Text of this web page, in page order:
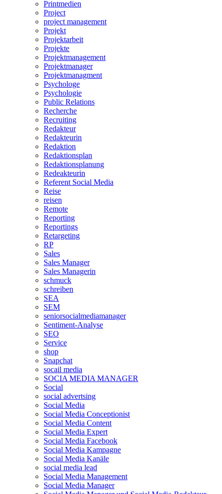
Printmedien
Project
project management
Projekt
Projektarbeit
Projekte
Projektmanagement
Projektmanager
Projektmanagment
Psychologe
Psychologie
Public Relations
Recherche
Recruiting
Redakteur
Redakteurin
Redaktion
Redaktionsplan
Redaktionsplanung
Redeakteurin
Referent Social Media
Reise
reisen
Remote
Reporting
Reportings
Retargeting
RP
Sales
Sales Manager
Sales Managerin
schmuck
schreiben
SEA
SEM
seniorsocialmediamanager
Sentiment-Analyse
SEO
Service
shop
Snapchat
socail media
SOCIA MEDIA MANAGER
Social
social advertsing
Social Media
Social Media Conceptionist
Social Media Content
Social Media Expert
Social Media Facebook
Social Media Kampagne
Social Media Kanäle
social media lead
Social Media Management
Social Media Manager